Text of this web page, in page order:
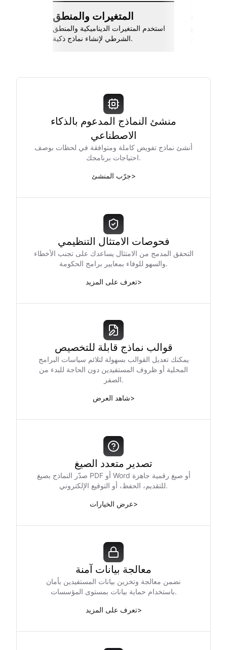
المتغيرات والمنطق
استخدم المتغيرات الديناميكية والمنطق
الشرطي لإنشاء نماذج ذكية.
منشئ النماذج المدعوم بالذكاء
الاصطناعي
أنشئ نماذج تفويض كاملة ومتوافقة في لحظات بوصف
احتياجات برنامجك.
جرّب المنشئ>
فحوصات الامتثال التنظيمي
التحقق المدمج من الامتثال يساعدك على تجنب الأخطاء
والسهو للوفاء بمعايير برامج الحكومة.
تعرف على المزيد>
قوالب نماذج قابلة للتخصيص
يمكنك تعديل القوالب بسهولة لتلائم سياسات البرامج
المحلية أو ظروف المستفيدين دون الحاجة للبدء من
الصفر.
شاهد العرض>
تصدير متعدد الصيغ
صدّر النماذج بصيغ PDF أو Word أو صيغ رقمية جاهزة
للتقديم، الحفظ، أو التوقيع الإلكتروني.
عرض الخيارات>
معالجة بيانات آمنة
نضمن معالجة وتخزين بيانات المستفيدين بأمان
باستخدام حماية بيانات بمستوى المؤسسات.
تعرف على المزيد>